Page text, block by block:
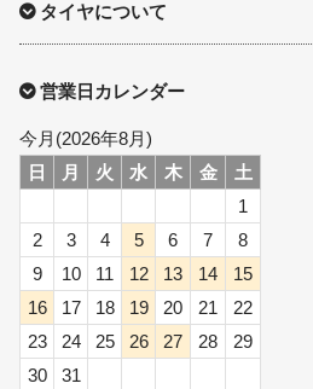
タイヤについて
営業日カレンダー
今月(2026年8月)
日
月 火 水 木 金
土
1
2
3 4 5 6 7
8
9
10 11 12 13 14
15
16
17 18 19 20 21
22
23
24 25 26 27 28
29
30
31